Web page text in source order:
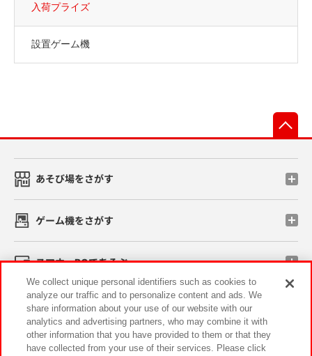
入荷プライズ
設置ゲーム機
あそび場をさがす
ゲーム機をさがす
スマホ・PCであそぶ
イベント・キャンペーン
We collect unique personal identifiers such as cookies to
analyze our traffic and to personalize content and ads. We
share information about your use of our website with our
analytics and advertising partners, who may combine it with
other information that you have provided to them or that they
have collected from your use of their services. Please click